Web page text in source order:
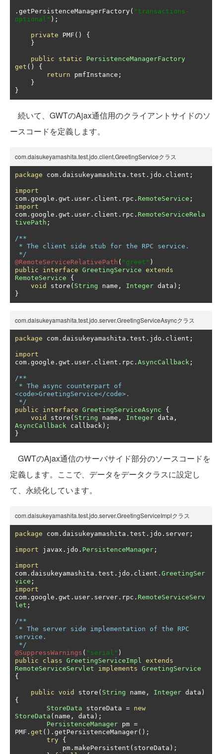
. getPersistenceManagerFactory( "transactions-
optional" );
private PMF ()
{
}
public static
PersistenceManagerFactory
get ()
{
return pmfInstance ;
}
}
続いて、GWTのAjax通信用のクライアントサイドのソ
ースコードを定義します。
com.daisukeyamashita.test.jdo.client.GreetingServiceクラス
package com . daisukeyamashita . test . jdo . client ;
import
com . google . gwt . user . client . rpc . RemoteService ;
import
com . google . gwt . user . client . rpc . RemoteServiceRela
tivePath ;
/**
*/
@RemoteServiceRelativePath ( "greet" )
public
interface GreetingService extends
RemoteService
{
void
store ( String name , Integer data );
}
com.daisukeyamashita.test.jdo.server.GreetingServiceAsyncクラス
package com . daisukeyamashita . test . jdo . client ;
import
com . google . gwt . user . client . rpc . AsyncCallback ;
/**
<code>GreetingService</code>.
*/
public
interface GreetingServiceAsync
{
void
store ( String name , Integer data ,
AsyncCallback callback );
}
GWTのAjax通信のサーバサイド部分のソースコードを
定義します。ここで、データをデータクラスに設定し
て、永続化しています。
com.daisukeyamashita.test.jdo.server.GreetingServiceImplクラス
package com . daisukeyamashita . test . jdo . server ;
import javax . jdo . PersistenceManager ;
import
com . daisukeyamashita . test . jdo . client . GreetingSer
vice ;
import
com . google . gwt . user . server . rpc . RemoteServiceServ
let ;
/**
service.
*/
@SuppressWarnings ( "serial" )
public
class GreetingServiceImpl extends
RemoteServiceServlet
implements GreetingService
{
public void store ( String name , Integer data )
{
StoreData storeData = new
StoreData ( name , data );
PersistenceManager pm =
PMF . get (). getPersistenceManager();
try
{
            pm
. makePersistent ( storeData );